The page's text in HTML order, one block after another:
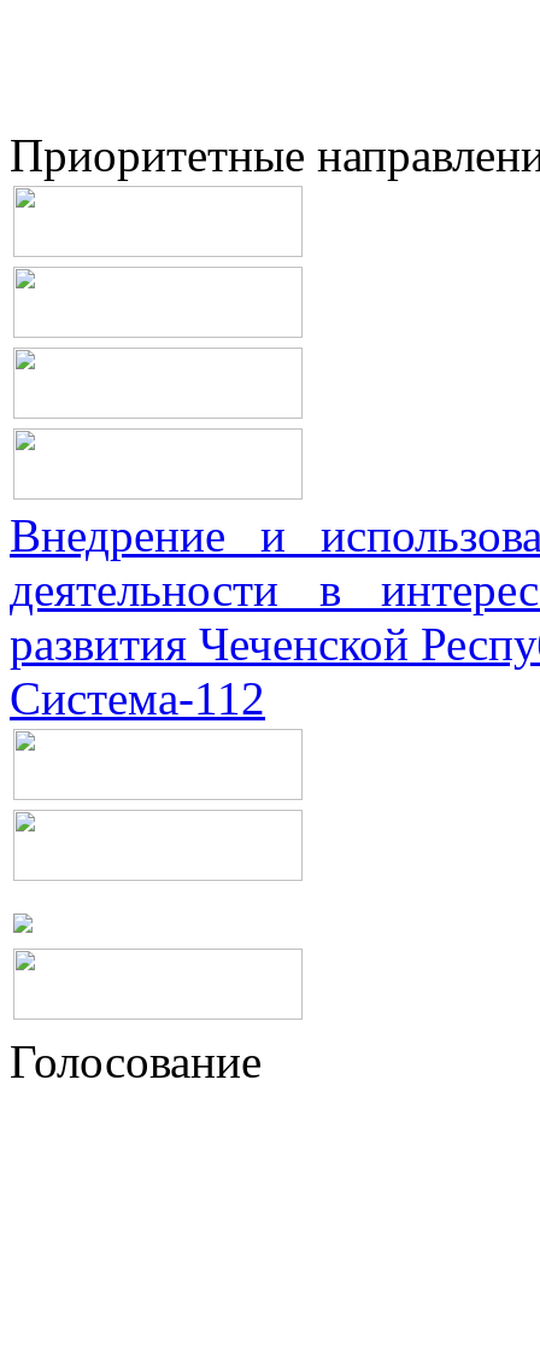
Приоритетные
Внедрение и
деятельности в
развития Чеченской
Система-112
Голосование